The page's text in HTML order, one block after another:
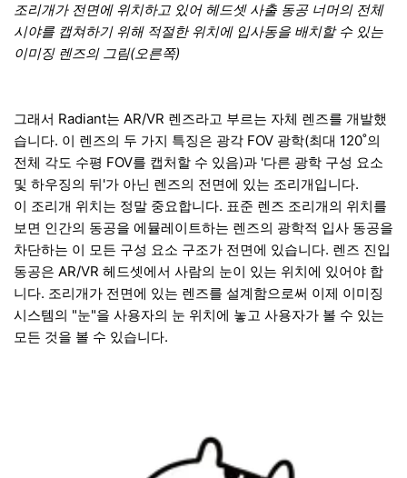
조리개가 전면에 위치하고 있어 헤드셋 사출 동공 너머의 전체
시야를 캡쳐하기 위해 적절한 위치에 입사동을 배치할 수 있는
이미징 렌즈의 그림(오른쪽)
그래서 Radiant는 AR/VR 렌즈라고 부르는 자체 렌즈를 개발했
습니다. 이 렌즈의 두 가지 특징은 광각 FOV 광학(최대 120˚의
전체 각도 수평 FOV를 캡처할 수 있음)과 '다른 광학 구성 요소
및 하우징의 뒤'가 아닌 렌즈의 전면에 있는 조리개입니다.
이 조리개 위치는 정말 중요합니다. 표준 렌즈 조리개의 위치를
보면 인간의 동공을 에뮬레이트하는 렌즈의 광학적 입사 동공을
차단하는 이 모든 구성 요소 구조가 전면에 있습니다. 렌즈 진입
동공은 AR/VR 헤드셋에서 사람의 눈이 있는 위치에 있어야 합
니다. 조리개가 전면에 있는 렌즈를 설계함으로써 이제 이미징
시스템의 "눈"을 사용자의 눈 위치에 놓고 사용자가 볼 수 있는
모든 것을 볼 수 있습니다.